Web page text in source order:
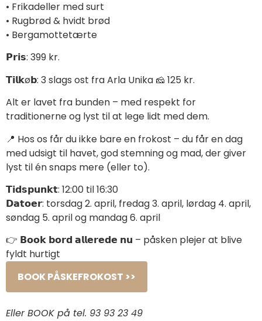
• Frikadeller med surt
• Rugbrød & hvidt brød
• Bergamottetærte
𝗣𝗿𝗶𝘀: 399 kr.
𝗧𝗶𝗹𝗸ø𝗯: 3 slags ost fra Arla Unika 🧀 125 kr.
Alt er lavet fra bunden – med respekt for
traditionerne og lyst til at lege lidt med dem.
📍 Hos os får du ikke bare en frokost – du får en dag
med udsigt til havet, god stemning og mad, der giver
lyst til én snaps mere (eller to).
𝗧𝗶𝗱𝘀𝗽𝘂𝗻𝗸𝘁: 12:00 til 16:30
𝗗𝗮𝘁𝗼𝗲𝗿: torsdag 2. april, fredag 3. april, lørdag 4. april,
søndag 5. april og mandag 6. april
👉 𝗕𝗼𝗼𝗸 𝗯𝗼𝗿𝗱 𝗮𝗹𝗹𝗲𝗿𝗲𝗱𝗲 𝗻𝘂 – påsken plejer at blive
fyldt hurtigt
BOOK PÅSKEFROKOST >>
Eller BOOK på tel. 93 93 23 49